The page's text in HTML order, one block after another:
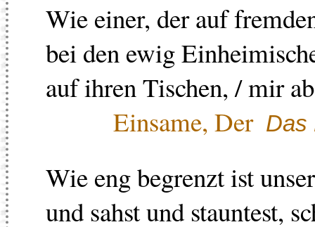
Wie einer, der auf
bei den ewig
auf ihren Tischen, / mir
Einsame, Der Das
Wie eng begrenzt ist
und sahst und stauntest,